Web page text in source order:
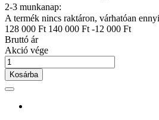
2-3 munkanap:
A termék nincs raktáron, várhatóan
128 000 Ft 140 000 Ft -12 000 Ft
Bruttó ár
Akció vége
Kosárba